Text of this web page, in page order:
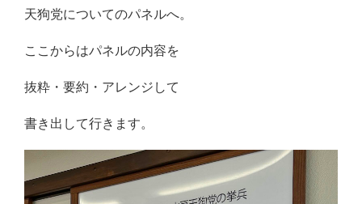
天狗党についてのパネルへ。
ここからはパネルの内容を
抜粋・要約・アレンジして
書き出して行きます。